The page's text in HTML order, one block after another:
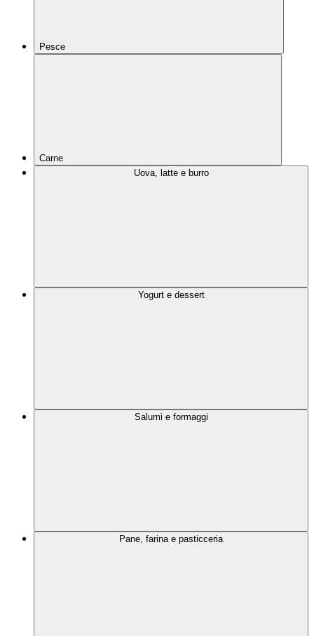
Pesce
Carne
Uova, latte e burro
Yogurt e dessert
Salumi e formaggi
Pane, farina e pasticceria